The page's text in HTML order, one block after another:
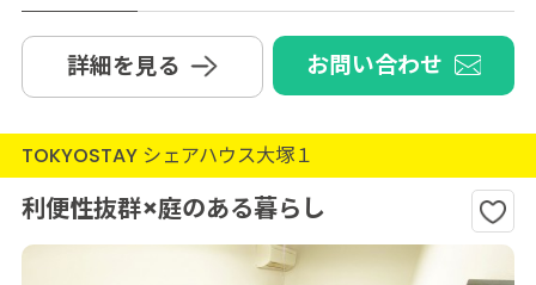
詳細を見る お問い合わせ
TOKYOSTAY シェアハウス大塚１
利便性抜群×庭のある暮らし